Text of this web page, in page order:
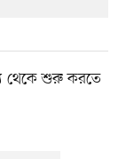
থেকে শুরু করতে